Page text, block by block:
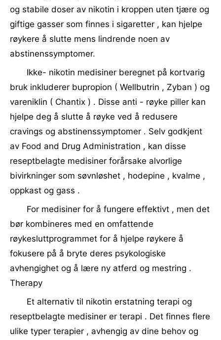
og stabile doser av nikotin i kroppen uten tjære og
giftige gasser som finnes i sigaretter , kan hjelpe
røykere å slutte mens lindrende noen av
abstinenssymptomer.
Ikke- nikotin medisiner beregnet på kortvarig
bruk inkluderer bupropion ( Wellbutrin , Zyban ) og
vareniklin ( Chantix ) . Disse anti - røyke piller kan
hjelpe deg å slutte å røyke ved å redusere
cravings og abstinenssymptomer . Selv godkjent
av Food and Drug Administration , kan disse
reseptbelagte medisiner forårsake alvorlige
bivirkninger som søvnløshet , hodepine , kvalme ,
oppkast og gass .
For medisiner for å fungere effektivt , men det
bør kombineres med en omfattende
røykesluttprogrammet for å hjelpe røykere å
fokusere på å bryte deres psykologiske
avhengighet og å lære ny atferd og mestring .
Therapy
Et alternativ til nikotin erstatning terapi og
reseptbelagte medisiner er terapi . Det finnes flere
ulike typer terapier , avhengig av dine behov og